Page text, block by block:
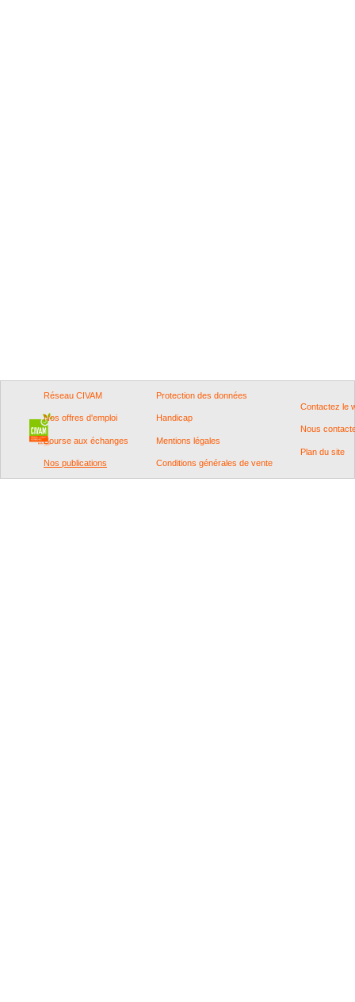
Réseau CIVAM
Nos offres d'emploi
Bourse aux échanges
Nos publications
Protection des données
Handicap
Mentions légales
Conditions générales de vente
Contactez le
Nous
Plan du site